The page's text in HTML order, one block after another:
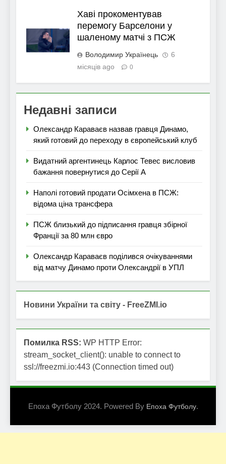
Хаві прокоментував
перемогу Барселони у
шаленому матчі з ПСЖ
Володимир Українець
6
місяців ago
0
Недавні записи
Олександр Караваєв назвав гравця Динамо,
який готовий до переходу в європейський клуб
Видатний аргентинець Карлос Тевес висловив
бажання повернутися до Серії А
Наполі готовий продати Осімхена в ПСЖ:
відома ціна трансфера
ПСЖ близький до підписання гравця збірної
Франції за 80 млн євро
Олександр Караваєв поділився очікуваннями
від матчу Динамо проти Олександрії в УПЛ
Новини України та світу - FreeZMI.io
Помилка RSS: WP HTTP Error:
stream_socket_client(): unable to connect to
ssl://freezmi.io:443 (Connection timed out)
Епоха Футболу 2024. Powered By Епоха Футболу.